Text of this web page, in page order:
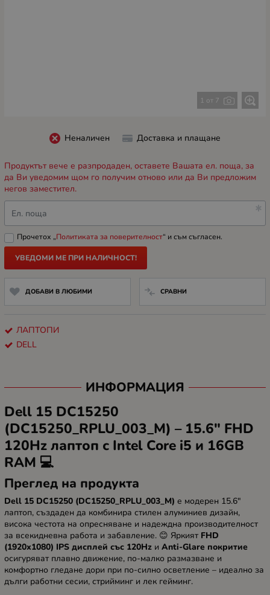
1 от 7
Неналичен Доставка и плащане
Продуктът вече е разпродаден, оставете Вашата ел. поща, за
да Ви уведомим щом го получим отново или да Ви предложим
негов заместител.
Ел. поща
Прочетох „Политиката за поверителност“ и съм съгласен.
УВЕДОМИ МЕ ПРИ НАЛИЧНОСТ!
ДОБАВИ В ЛЮБИМИ СРАВНИ
ЛАПТОПИ
DELL
ИНФОРМАЦИЯ
Dell 15 DC15250
(DC15250_RPLU_003_M) – 15.6" FHD
120Hz лаптоп с Intel Core i5 и 16GB
RAM 💻
Преглед на продукта
Dell 15 DC15250 (DC15250_RPLU_003_M) е модерен 15.6"
лаптоп, създаден да комбинира стилен алуминиев дизайн,
висока честота на опресняване и надеждна производителност
за всекидневна работа и забавление. 😊 Яркият FHD
(1920x1080) IPS дисплей със 120Hz и Anti-Glare покритие
осигуряват плавно движение, по-малко размазване и
комфортно гледане дори при по-силно осветление – идеално за
дълги работни сесии, стрийминг и лек гейминг.